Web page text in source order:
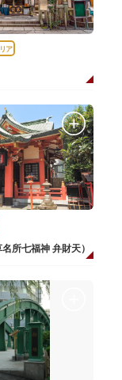
ア
所七福神 弁財天）